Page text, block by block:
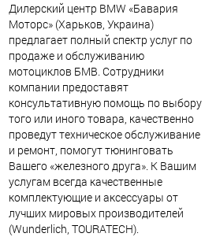
Дилерский центр BMW «Бавария
Моторс» (Харьков, Украина)
предлагает полный спектр услуг по
продаже и обслуживанию
мотоциклов БМВ. Сотрудники
компании предоставят
консультативную помощь по выбору
того или иного товара, качественно
проведут техническое обслуживание
и ремонт, помогут тюнинговать
Вашего «железного друга». К Вашим
услугам всегда качественные
комплектующие и аксессуары от
лучших мировых производителей
(Wunderlich, TOURATECH).